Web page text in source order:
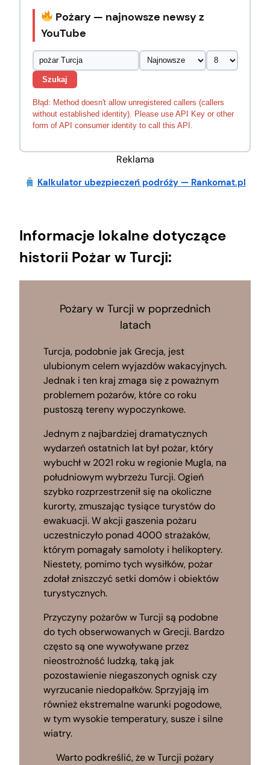
Pożary — najnowsze newsy z
YouTube
Szukaj
Błąd: Method doesn't allow unregistered callers (callers
without established identity). Please use API Key or other
form of API consumer identity to call this API.
Reklama
Kalkulator ubezpieczeń podróży — Rankomat.pl
Informacje lokalne dotyczące
historii Pożar w Turcji:
Pożary w Turcji w poprzednich
latach
Turcja, podobnie jak Grecja, jest
ulubionym celem wyjazdów wakacyjnych.
Jednak i ten kraj zmaga się z poważnym
problemem pożarów, które co roku
pustoszą tereny wypoczynkowe.
Jednym z najbardziej dramatycznych
wydarzeń ostatnich lat był pożar, który
wybuchł w 2021 roku w regionie Mugla, na
południowym wybrzeżu Turcji. Ogień
szybko rozprzestrzenił się na okoliczne
kurorty, zmuszając tysiące turystów do
ewakuacji. W akcji gaszenia pożaru
uczestniczyło ponad 4000 strażaków,
którym pomagały samoloty i helikoptery.
Niestety, pomimo tych wysiłków, pożar
zdołał zniszczyć setki domów i obiektów
turystycznych.
Przyczyny pożarów w Turcji są podobne
do tych obserwowanych w Grecji. Bardzo
często są one wywoływane przez
nieostrożność ludzką, taką jak
pozostawienie niegaszonych ognisk czy
wyrzucanie niedopałków. Sprzyjają im
również ekstremalne warunki pogodowe,
w tym wysokie temperatury, susze i silne
wiatry.
Warto podkreślić, że w Turcji pożary